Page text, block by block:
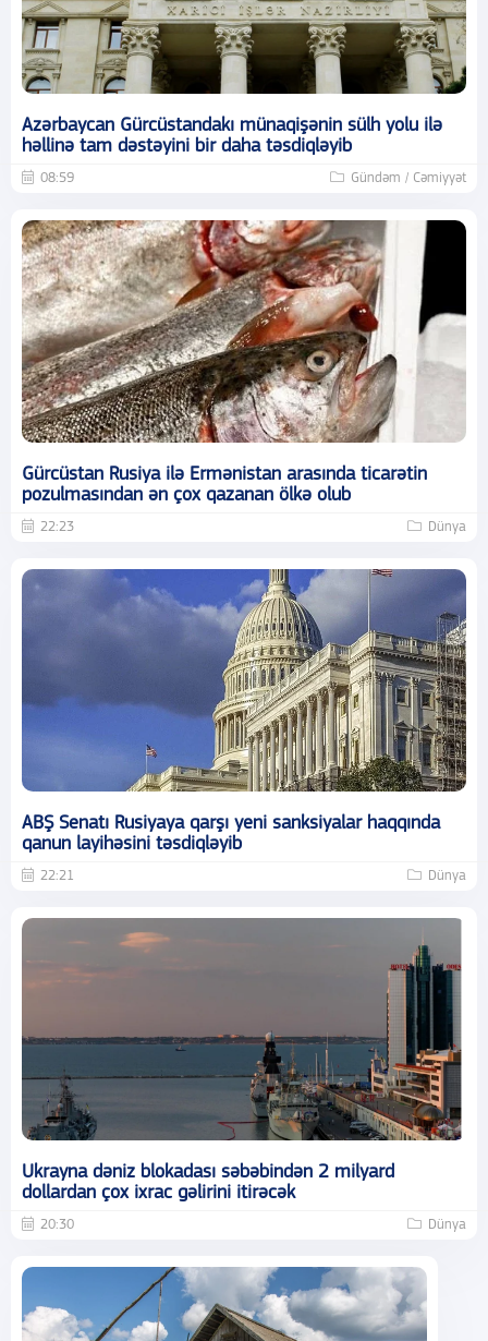
Azərbaycan Gürcüstandakı münaqişənin sülh yolu ilə
həllinə tam dəstəyini bir daha təsdiqləyib
08:59 Gündəm / Cəmiyyət
Gürcüstan Rusiya ilə Ermənistan arasında ticarətin
pozulmasından ən çox qazanan ölkə olub
22:23 Dünya
ABŞ Senatı Rusiyaya qarşı yeni sanksiyalar haqqında
qanun layihəsini təsdiqləyib
22:21 Dünya
Ukrayna dəniz blokadası səbəbindən 2 milyard
dollardan çox ixrac gəlirini itirəcək
20:30 Dünya